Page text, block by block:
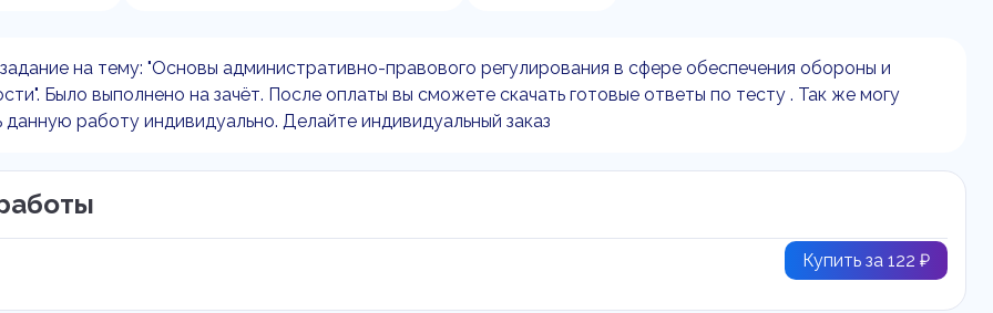
на тему: "Основы административно-правового регулирования в сфере обеспечения обороны и
Было выполнено на зачёт. После оплаты вы сможете скачать готовые ответы по тесту . Так же могу
данную работу индивидуально. Делайте индивидуальный заказ
Купить за 122 ₽